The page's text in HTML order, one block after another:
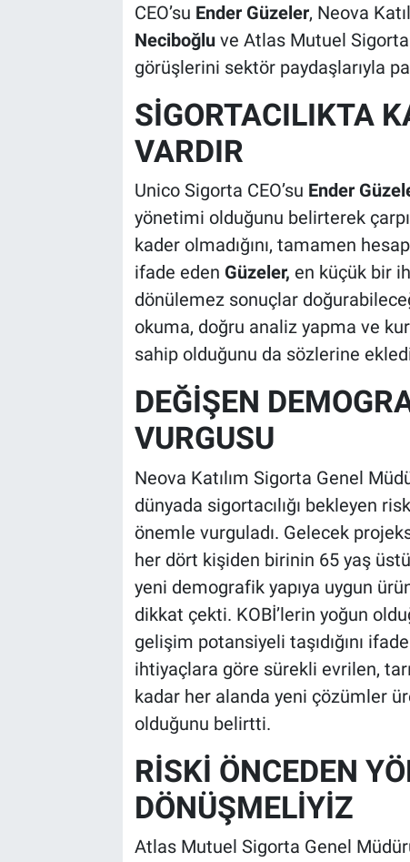
CEO’su Ender Güzeler, Neova
Neciboğluve Atlas Mutuel
görüşlerini sektör paydaşlarıyla
SİGORTACILIKTA
VARDIR
Unico Sigorta CEO’su Ender
yönetimi olduğunu belirterek
kader olmadığını, tamamen
ifade eden Güzeler, en küçük bir
dönülemez sonuçlar
okuma, doğru analiz yapma ve
sahip olduğunu da sözlerine
DEĞİŞEN
VURGUSU
Neova Katılım Sigorta Genel
dünyada sigortacılığı bekleyen
önemle vurguladı. Gelecek
her dört kişiden birinin 65 yaş
yeni demografik yapıya uygun
dikkat çekti. KOBİ’lerin yoğun
gelişim potansiyeli taşıdığını
ihtiyaçlara göre sürekli evrilen,
kadar her alanda yeni çözümler
olduğunu belirtti.
RİSKİ ÖNCEDEN
DÖNÜŞMELİYİZ
Atlas Mutuel Sigorta Genel